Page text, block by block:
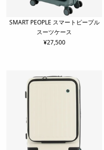
SMART PEOPLE スマートピープル
スーツケース
¥27,500